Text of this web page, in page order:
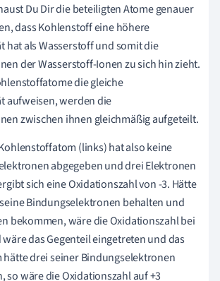
Du Dir die beteiligten Atome genauer
dass Kohlenstoff eine höhere
hat als Wasserstoff und somit die
der Wasserstoff-Ionen zu sich hin zieht.
die gleiche
aufweisen, werden die
zwischen ihnen gleichmäßig aufgeteilt.
(links) hat also keine
abgegeben und drei Elektronen
sich eine Oxidationszahl von -3. Hätte
Bindungselektronen behalten und
bekommen, wäre die Oxidationszahl bei
das Gegenteil eingetreten und das
drei seiner Bindungselektronen
so wäre die Oxidationszahl auf +3